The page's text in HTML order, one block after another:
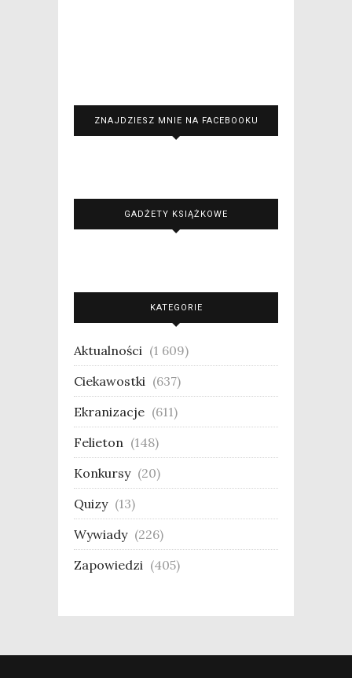
ZNAJDZIESZ MNIE NA FACEBOOKU
GADŻETY KSIĄŻKOWE
KATEGORIE
Aktualności (1 609)
Ciekawostki (637)
Ekranizacje (611)
Felieton (148)
Konkursy (20)
Quizy (13)
Wywiady (226)
Zapowiedzi (405)